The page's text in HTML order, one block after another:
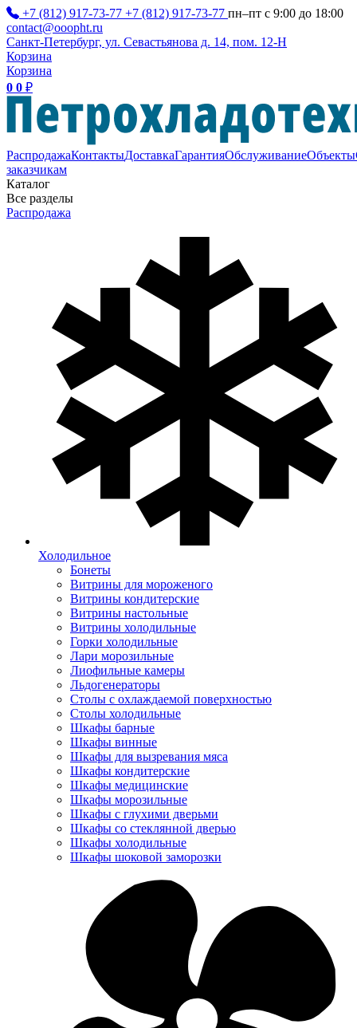
+7 (812) 917-73-77 +7 (812) 917-73-77 пн–пт с 9:00 до 18:00
contact@ooopht.ru
Санкт-Петербург, ул. Севастьянова д. 14, пом. 12-Н
Корзина
Корзина
0 0 ₽
РаспродажаКонтактыДоставкаГарантияОбслуживаниеОбъекты
заказчикам
Каталог
Все разделы
Распродажа
Холодильное
Бонеты
Витрины для мороженого
Витрины кондитерские
Витрины настольные
Витрины холодильные
Горки холодильные
Лари морозильные
Лиофильные камеры
Льдогенераторы
Столы с охлаждаемой поверхностью
Столы холодильные
Шкафы барные
Шкафы винные
Шкафы для вызревания мяса
Шкафы кондитерские
Шкафы медицинские
Шкафы морозильные
Шкафы с глухими дверьми
Шкафы со стеклянной дверью
Шкафы холодильные
Шкафы шоковой заморозки